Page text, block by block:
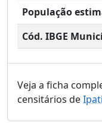
População
Cód. IBGE
Veja a ficha
censitários de